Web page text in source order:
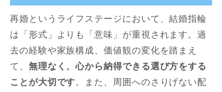
再婚というライフステージにおいて、結婚指輪
は「形式」よりも「意味」が重視されます。過
去の経験や家族構成、価値観の変化を踏まえ
て、 無理なく、心から納得できる選び方をする
ことが大切です。また、周囲へのさりげない配